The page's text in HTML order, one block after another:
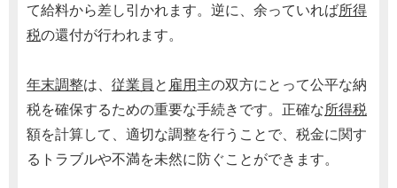
て給料から差し引かれます。逆に、余っていれば所得
税の還付が行われます。
年末調整は、 従業員 と 雇用主の双方にとって公平な納
税を確保するための重要な手続きです。正確な所得税
額を計算して、適切な調整を行うことで、税金に関す
るトラブルや不満を未然に防ぐことができます。